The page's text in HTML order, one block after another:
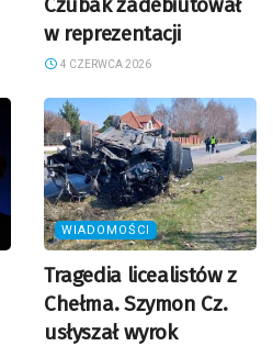
w reprezentacji
4 CZERWCA 2026
WIADOMOŚCI
Tragedia licealistów z
Chełma. Szymon Cz.
usłyszał wyrok